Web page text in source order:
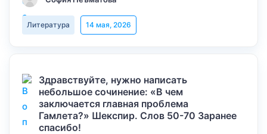
Литература 14 мая, 2026
Здравствуйте, нужно написать
небольшое сочинение: «В чем
заключается главная проблема
Гамлета?» Шекспир. Слов 50-70 Заранее
спасибо!